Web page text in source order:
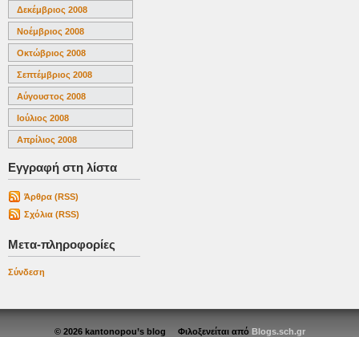
Δεκέμβριος 2008
Νοέμβριος 2008
Οκτώβριος 2008
Σεπτέμβριος 2008
Αύγουστος 2008
Ιούλιος 2008
Απρίλιος 2008
Εγγραφή στη λίστα
Άρθρα (RSS)
Σχόλια (RSS)
Μετα-πληροφορίες
Σύνδεση
© 2026 kantonopou’s blog Φιλοξενείται από Blogs.sch.gr